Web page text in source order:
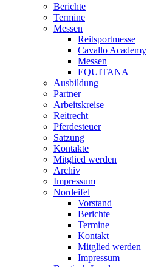
Berichte
Termine
Messen
Reitsportmesse
Cavallo Academy
Messen
EQUITANA
Ausbildung
Partner
Arbeitskreise
Reitrecht
Pferdesteuer
Satzung
Kontakte
Mitglied werden
Archiv
Impressum
Nordeifel
Vorstand
Berichte
Termine
Kontakt
Mitglied werden
Impressum